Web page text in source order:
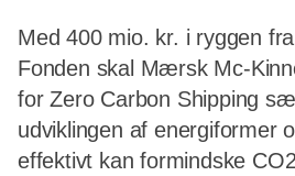
Med 400 mio. kr. i ryggen
Fonden skal Mærsk Mc-
for Zero Carbon Shipping
udviklingen af energiformer
effektivt kan formindske